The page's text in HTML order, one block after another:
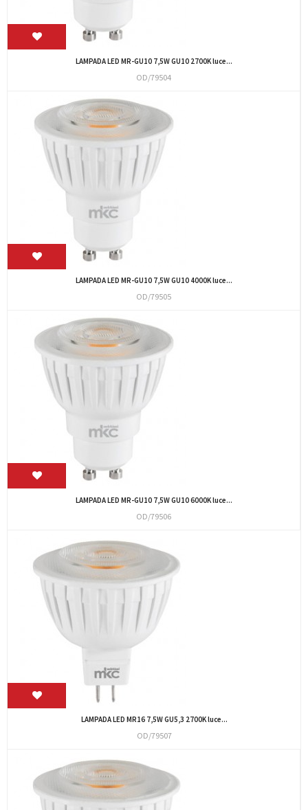
LAMPADA LED MR-GU10 7,5W GU10 2700K luce...
OD/79504
LAMPADA LED MR-GU10 7,5W GU10 4000K luce...
OD/79505
LAMPADA LED MR-GU10 7,5W GU10 6000K luce...
OD/79506
LAMPADA LED MR16 7,5W GU5,3 2700K luce...
OD/79507